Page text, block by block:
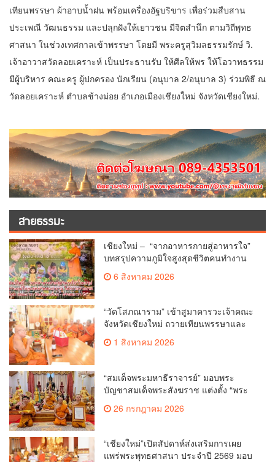
เทียนพรรษา ผ้าอาบน้ำฝน พร้อมเครื่องอัฐบริขาร เพื่อร่วมสืบสาน
ประเพณี วัฒนธรรม และปลุกฝังให้เยาวชน มีจิตสำนึก ตามวิถีพุทธ
ศาสนา ในช่วงเทศกาลเข้าพรรษา โดยมี พระครูสุวิมลธรรมรักษ์ วิ.
เจ้าอาวาสวัดลอยเคราะห์ เป็นประธานรับ ให้ศีลให้พร ให้โอวาทธรรม
มีผู้บริหาร คณะครู ผู้ปกครอง นักเรียน (อนุบาล 2/อนุบาล 3) ร่วมพิธี ณ
วัดลอยเคราะห์ ตำบลช้างม่อย อำเภอเมืองเชียงใหม่ จังหวัดเชียงใหม่.
สายธรรมะ
เชียงใหม่ – “จากอาหารกายสู่อาหารใจ”
บทสรุปความภูมิใจสูงสุดชีวิตคนทำงาน
เกี๋ยง – ธรรมนาวา วัง”
6 สิงหาคม 2026
“วัดโสภณาราม” เข้าสูมาคารวะเจ้าคณะ
จังหวัดเชียงใหม่ ถวายเทียนพรรษาและ
ผ้าอาบน้ำฝน เนื่องในวันเข้าพรรษา
1 สิงหาคม 2026
“สมเด็จพระมหาธีราจารย์” มอบพระ
บัญชาสมเด็จพระสังฆราช แต่งตั้ง “พระ
เชียงใหม่
26 กรกฎาคม 2026
“เชียงใหม่”เปิดสัปดาห์ส่งเสริมการเผย
แพร่พระพุทธศาสนา ประจำปี 2569 มอบ